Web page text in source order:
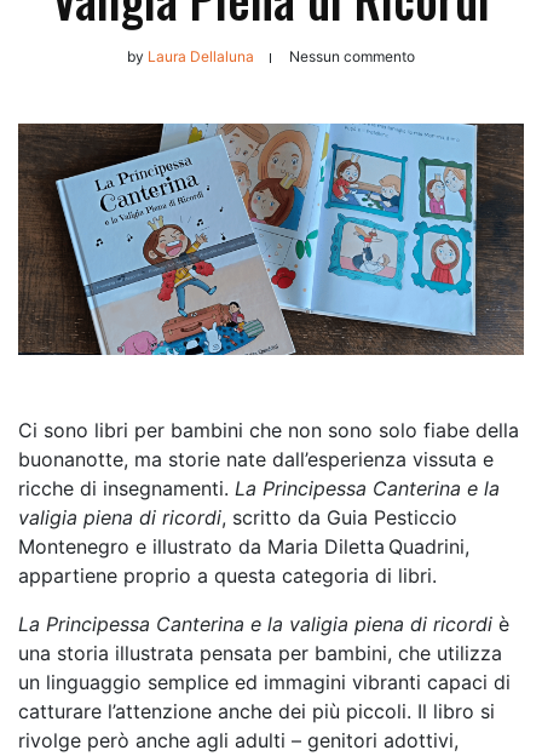
by Laura Dellaluna Nessun commento
Ci sono libri per bambini che non sono solo fiabe della
buonanotte, ma storie nate dall’esperienza vissuta e
ricche di insegnamenti. La Principessa Canterina e la
valigia piena di ricordi, scritto da Guia Pesticcio
Montenegro e illustrato da Maria Diletta Quadrini,
appartiene proprio a questa categoria di libri.
La Principessa Canterina e la valigia piena di ricordi è
una storia illustrata pensata per bambini, che utilizza
un linguaggio semplice ed immagini vibranti capaci di
catturare l’attenzione anche dei più piccoli. Il libro si
rivolge però anche agli adulti – genitori adottivi,